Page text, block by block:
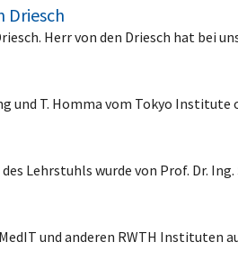
Driesch
Herr von den Driesch hat bei
und T. Homma vom Tokyo
Lehrstuhls wurde von Prof. Dr.
und anderen RWTH Instituten